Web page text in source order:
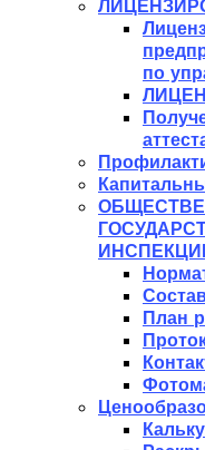
по
План